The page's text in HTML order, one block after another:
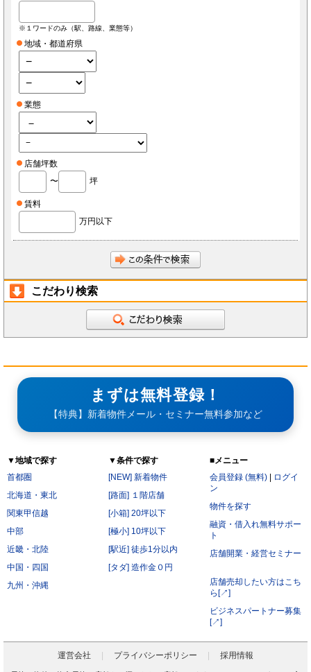
※１ワードのみ（駅、路線、業態等）
地域・都道府県
業態
店舗坪数
〜
坪
賃料
万円以下
こだわり検索
まずは無料登録！
【特典】新着物件メール・セミナー無料参加など
▼地域で探す
首都圏
北海道・東北
関東甲信越
中部
近畿・北陸
中国・四国
九州・沖縄
▼条件で探す
[NEW] 新着物件
[路面] １階店舗
[小箱] 20坪以下
[極小] 10坪以下
[駅近] 徒歩1分以内
[タダ] 造作金０円
■メニュー
会員登録 (無料)
ログイ
ン
物件を探す
融資・借入れ無料サポー
ト
店舗開業・経営セミナー
店舗売却したい方はこち
ら[↗]
ビジネスパートナー募集
[↗]
運営会社 プライバシーポリシー 採用情報